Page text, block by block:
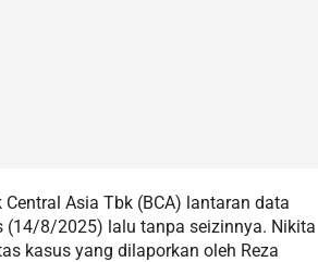
Asia Tbk (BCA) lantaran data
(14/8/2025) lalu tanpa seizinnya. Nikita
kasus yang dilaporkan oleh Reza